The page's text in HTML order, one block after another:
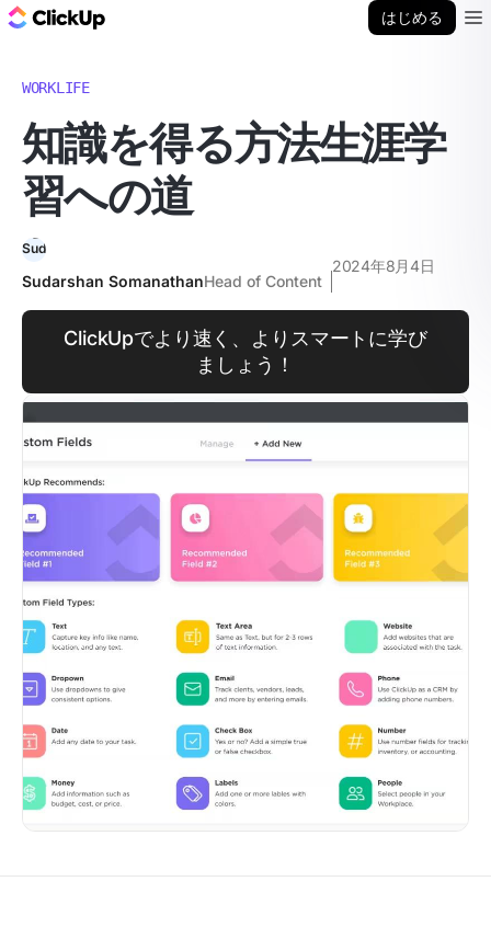
はじめる
WORKLIFE
知識を得る方法生涯学
習への道
Sudarshan SomanathanHead of Content
2024年8月4日
ClickUpでより速く、よりスマートに学び
ましょう！